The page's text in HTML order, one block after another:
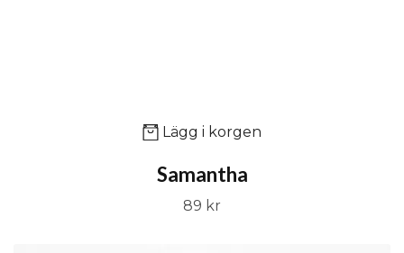
Lägg i korgen
Samantha
89 kr